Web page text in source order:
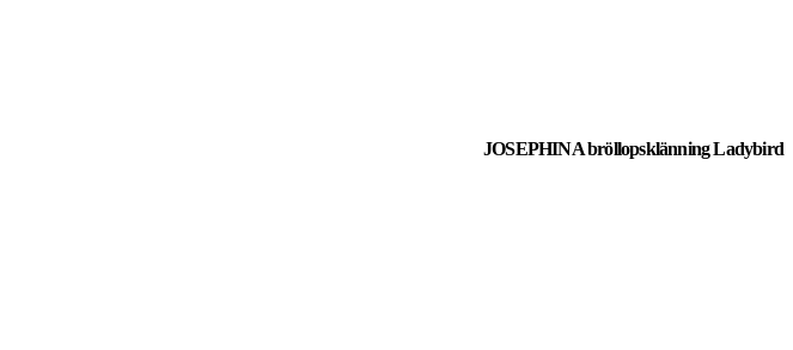
JOSEPHINA bröllopsklänning Ladybird